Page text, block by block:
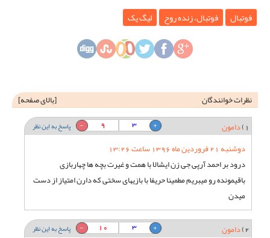
فوتبال فوتبال، زنده روح لیگ یک
نظرات خوانندگان [بالای صفحه]
1) دامون پاسخ به این نظر 9
3
دوشنبه 21 فروردین ماه 1396 ساعت 13:26
درود بر احمد آرپی جی زن ایشالا با همت و غیرت بچه ها چهاربازی
باقیمونده رو میبریم مطمینا حریفا با بازیهای سختی که دارن امتیاز از دست
میدن
2) دامون پاسخ به این نظر 10 3